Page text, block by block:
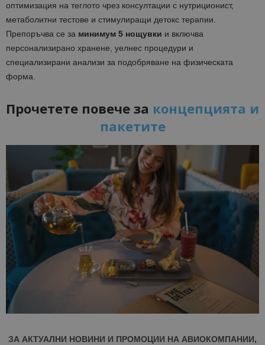
оптимизация на теглото чрез консултации с нутриционист,
метаболитни тестове и стимулиращи детокс терапии.
Препоръчва се за минимум 5 нощувки и включва
персонализирано хранене, уелнес процедури и
специализирани анализи за подобряване на физическата
форма.
Прочетете повече за концепцията и
пакетите
ЗА АКТУАЛНИ НОВИНИ И ПРОМОЦИИ НА АВИОКОМПАНИИ,